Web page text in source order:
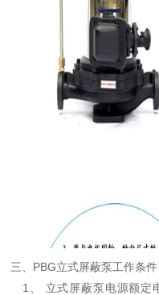
三、PBG立式屏蔽泵工作条件
1、 立式屏蔽泵电源额定